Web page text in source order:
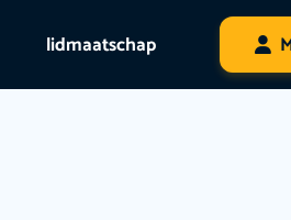
lidmaatschap